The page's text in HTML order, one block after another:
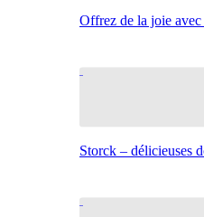
Offrez de la joie
Storck – délicieuses